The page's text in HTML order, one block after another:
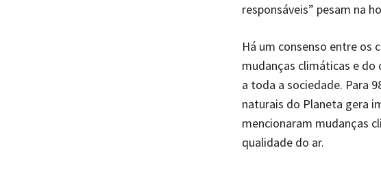
responsáveis” pesam na
Há um consenso entre os
mudanças climáticas e
a toda a sociedade. Para
naturais do Planeta gera
mencionaram mudanças
qualidade do ar.